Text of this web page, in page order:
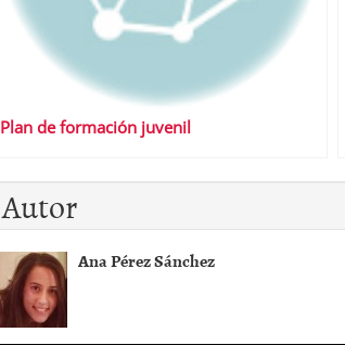
Plan de formación juvenil
Autor
Ana Pérez Sánchez